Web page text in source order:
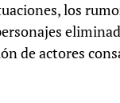
los
de actores